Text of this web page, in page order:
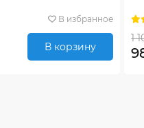
В избранное
В корзину
1